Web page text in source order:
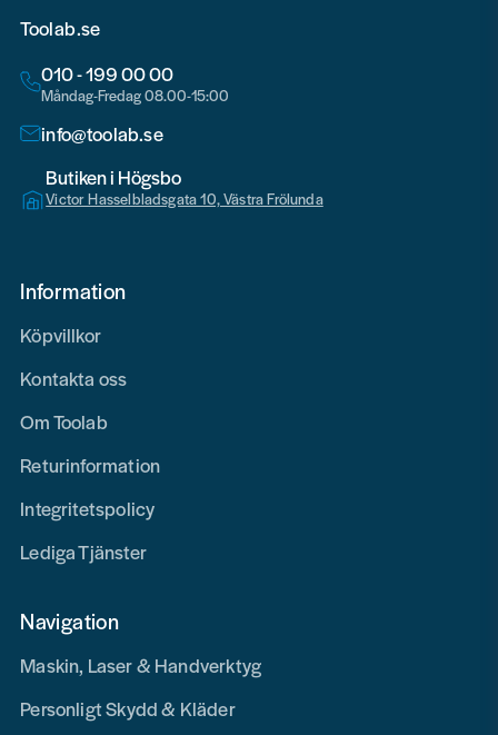
Toolab.se
010 - 199 00 00
Måndag-Fredag 08.00-15:00
info@toolab.se
Butiken i Högsbo
Victor Hasselbladsgata 10, Västra Frölunda
Information
Köpvillkor
Kontakta oss
Om Toolab
Returinformation
Integritetspolicy
Lediga Tjänster
Navigation
Maskin, Laser & Handverktyg
Personligt Skydd & Kläder